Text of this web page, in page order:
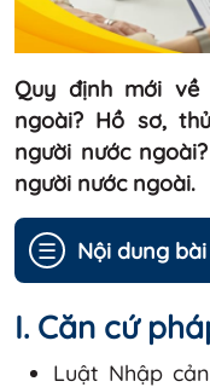
Quy định mới về
ngoài? Hồ sơ,
người nước
người nước ngoài.
☰ Nội dung
I. Căn cứ
Luật Nhập